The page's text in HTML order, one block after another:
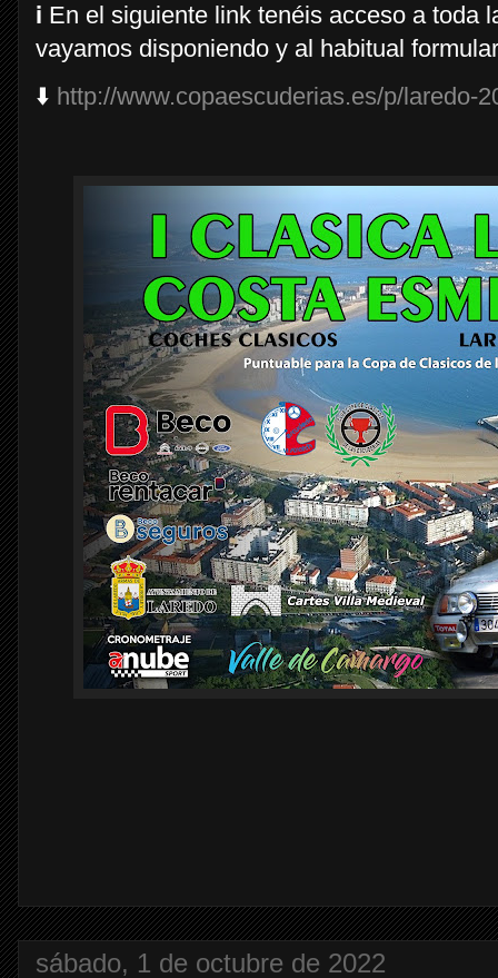
ℹ️ En el siguiente link tenéis acceso a toda
vayamos disponiendo y al habitual
⬇️ http://www.copaescuderias.es/p/laredo-
sábado, 1 de octubre de 2022